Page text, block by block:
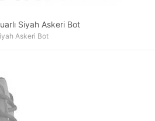
Siyah Askeri Bot
Askeri Bot